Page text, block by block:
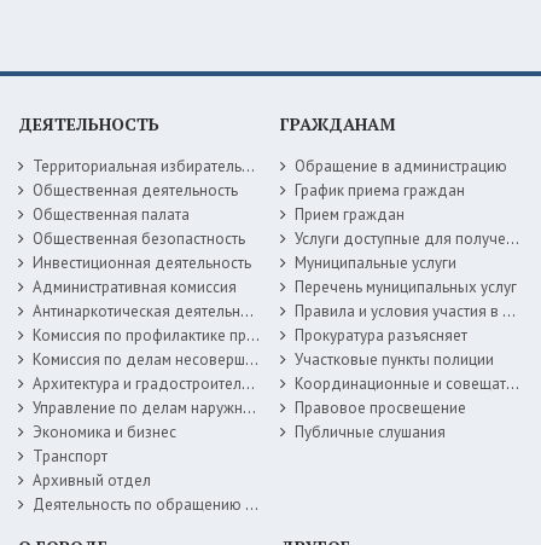
ДЕЯТЕЛЬНОСТЬ
Территориальная избирательная комиссия
Общественная деятельность
Общественная палата
Общественная безопастность
Инвестиционная деятельность
Административная комиссия
Антинаркотическая деятельность
Комиссия по профилактике правонарушений
Комиссия по делам несовершеннолетних
Архитектура и градостроительство
Управление по делам наружной рекламы
Экономика и бизнес
Транспорт
Архивный отдел
Деятельность по обращению с животными без владельцев
ГРАЖДАНАМ
Обращение в администрацию
График приема граждан
Прием граждан
Услуги доступные для получения в электронной форме
Муниципальные услуги
Перечень муниципальных услуг
Правила и условия участия в жилищных программах
Прокуратура разъясняет
Участковые пункты полиции
Координационные и совещательные органы
Правовое просвещение
Публичные слушания